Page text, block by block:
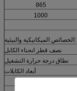
865
1000
الخصائص الميكانيكية والبيئية:
نصف قطر انحناء الكابل
نطاق درجة حرارة التشغيل
أبعاد الكابلات